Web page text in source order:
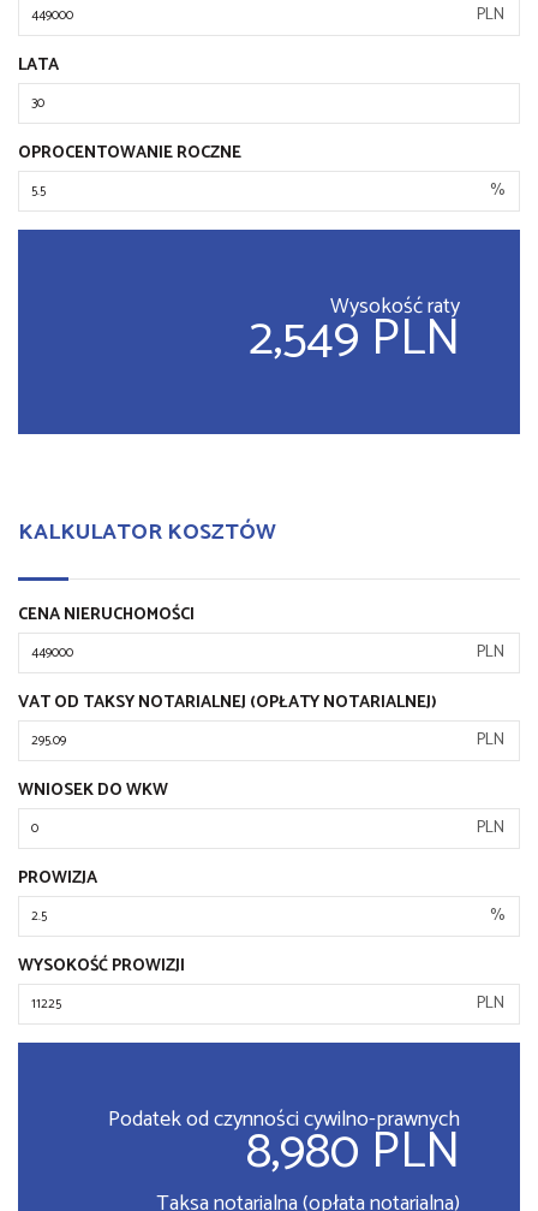
PLN
LATA
OPROCENTOWANIE ROCZNE
%
Wysokość raty
2,549 PLN
KALKULATOR KOSZTÓW
CENA NIERUCHOMOŚCI
PLN
VAT OD TAKSY NOTARIALNEJ (OPŁATY NOTARIALNEJ)
PLN
WNIOSEK DO WKW
PLN
PROWIZJA
%
WYSOKOŚĆ PROWIZJI
PLN
Podatek od czynności cywilno-prawnych
8,980 PLN
Taksa notarialna (opłata notarialna)